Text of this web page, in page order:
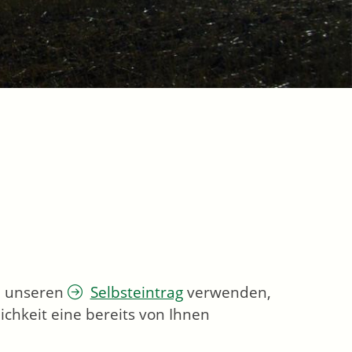
unseren Selbsteintragverwenden,
eine bereits von Ihnen